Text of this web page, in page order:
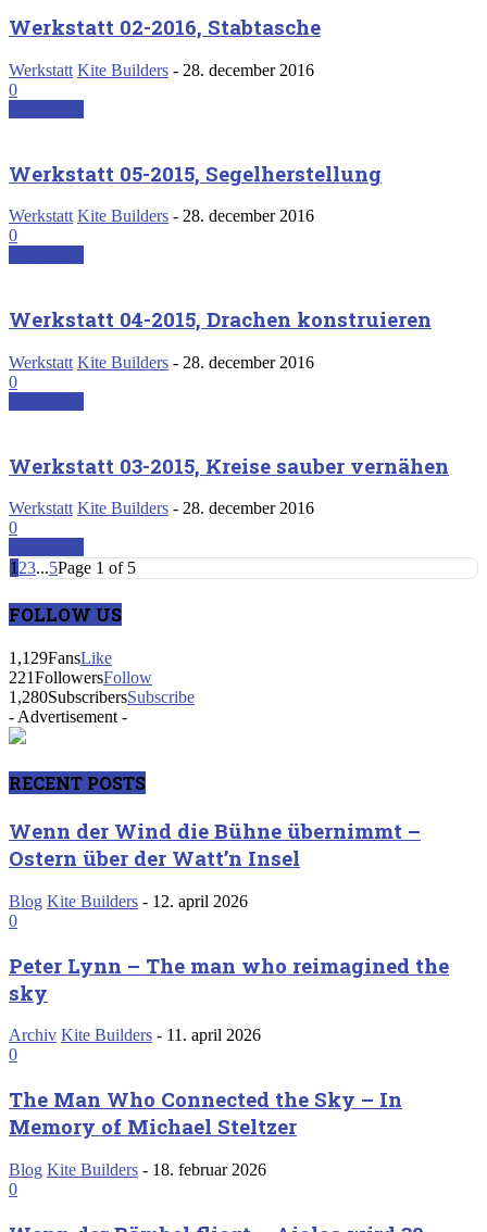
Werkstatt 02-2016, Stabtasche
Werkstatt Kite Builders - 28. december 2016
0
Werkstatt 05-2015, Segelherstellung
Werkstatt Kite Builders - 28. december 2016
0
Werkstatt 04-2015, Drachen konstruieren
Werkstatt Kite Builders - 28. december 2016
0
Werkstatt 03-2015, Kreise sauber vernähen
Werkstatt Kite Builders - 28. december 2016
0
1 23...5Page 1 of 5
FOLLOW US
1,129FansLike
221FollowersFollow
1,280SubscribersSubscribe
- Advertisement -
RECENT POSTS
Wenn der Wind die Bühne übernimmt –
Ostern über der Watt’n Insel
Blog Kite Builders - 12. april 2026
0
Peter Lynn – The man who reimagined the
sky
Archiv Kite Builders - 11. april 2026
0
The Man Who Connected the Sky – In
Memory of Michael Steltzer
Blog Kite Builders - 18. februar 2026
0